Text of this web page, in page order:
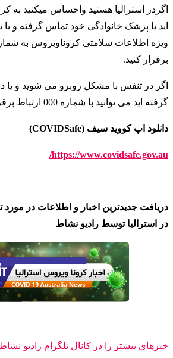
اگردر استرالیا هستید واحساس میکنید به
اید با پزشک خانوادگی خود تماس گرفته و
ویژه اطلاعات سلامتی کروناویروس به
برقرار کنید.
اگر در تنفس با مشکل روبرو می شوید و یا
گرفته اید می توانید با شماره 000 ارتباط برقرار کنید
دانلود اپ کووید سیف (COVIDSafe)
https://www.covidsafe.gov.au/
دریافت جدیدترین اخبار و اطلاعات در
در استرالیا توسط رادیو نشاط
خبرهای بیشتر را در کانال تلگرام رادیو